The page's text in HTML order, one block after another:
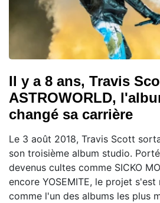
Il y a 8 ans, Travis
ASTROWORLD,
changé sa carrière
Le 3 août 2018, Travis Scott
son troisième album studio.
devenus cultes comme SICKO
encore YOSEMITE, le projet
comme l'un des albums les plus